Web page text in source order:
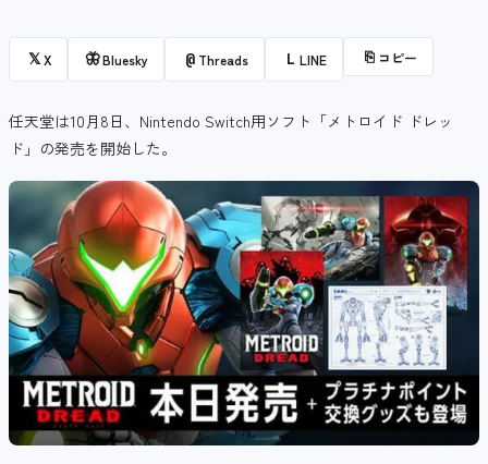
𝕏X 🦋Bluesky @ Threads L LINE ⎘ コピー
任天堂は10月8日、Nintendo Switch用ソフト「メトロイド ドレッ
ド」の発売を開始した。